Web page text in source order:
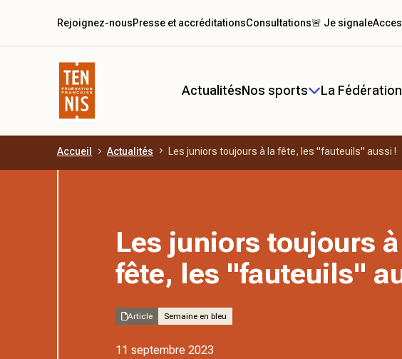
Aller au contenu principal
ActualitésNos sports La Fédération
Rejoignez-nousPresse et accréditationsConsultations🚨 Je signale
Accueil Actualités Les juniors toujours à la fête, les "fauteuils" aussi !
Les juniors toujours
fête, les "fauteuils"
Article Semaine en bleu
11 septembre 2023